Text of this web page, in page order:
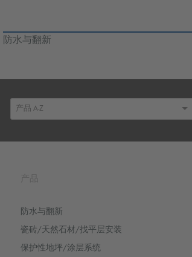
防水与翻新
防水与翻新
瓷砖/天然石材/找平层安装
保护性地坪/涂层系统